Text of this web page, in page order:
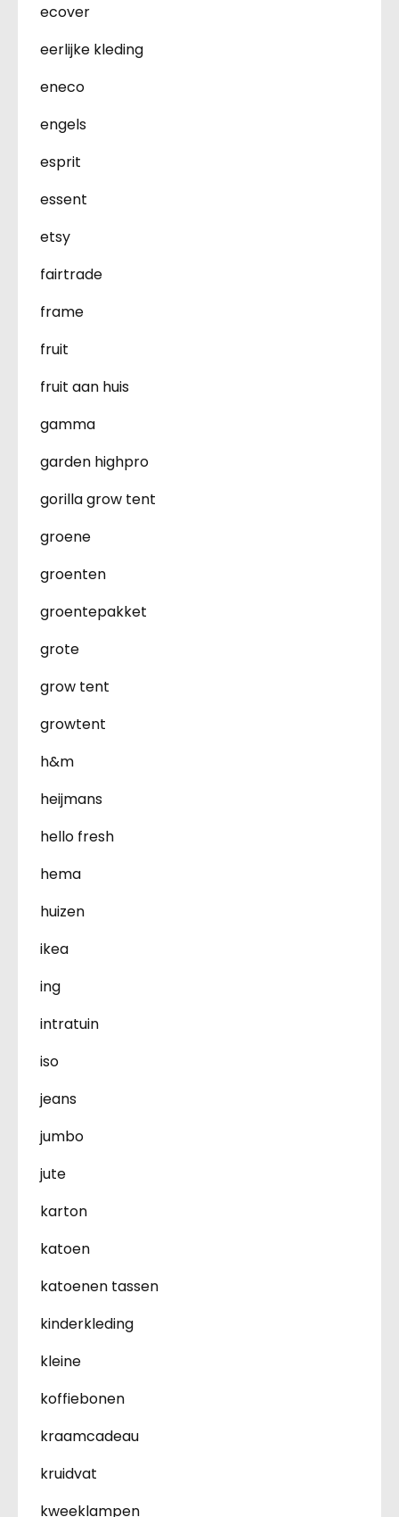
ecover
eerlijke kleding
eneco
engels
esprit
essent
etsy
fairtrade
frame
fruit
fruit aan huis
gamma
garden highpro
gorilla grow tent
groene
groenten
groentepakket
grote
grow tent
growtent
h&m
heijmans
hello fresh
hema
huizen
ikea
ing
intratuin
iso
jeans
jumbo
jute
karton
katoen
katoenen tassen
kinderkleding
kleine
koffiebonen
kraamcadeau
kruidvat
kweeklampen